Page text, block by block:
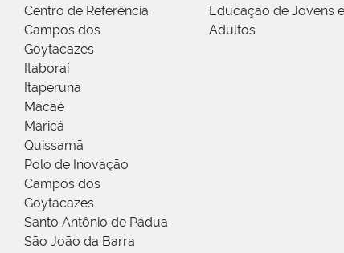
Centro de Referência
Campos dos
Goytacazes
Itaboraí
Itaperuna
Macaé
Maricá
Quissamã
Polo de Inovação
Campos dos
Goytacazes
Santo Antônio de Pádua
São João da Barra
Educação de Jovens e
Adultos